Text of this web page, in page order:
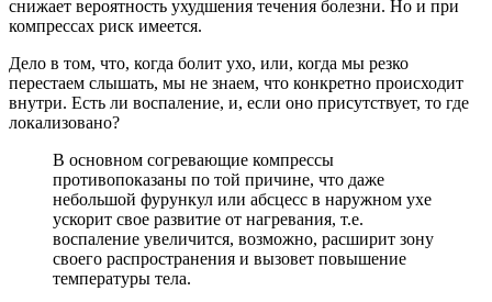
снижает вероятность ухудшения течения болезни. Но и при
компрессах риск имеется.
Дело в том, что, когда болит ухо, или, когда мы резко
перестаем слышать, мы не знаем, что конкретно происходит
внутри. Есть ли воспаление, и, если оно присутствует, то где
локализовано?
В основном согревающие компрессы
противопоказаны по той причине, что даже
небольшой фурункул или абсцесс в наружном ухе
ускорит свое развитие от нагревания, т.е.
воспаление увеличится, возможно, расширит зону
своего распространения и вызовет повышение
температуры тела.